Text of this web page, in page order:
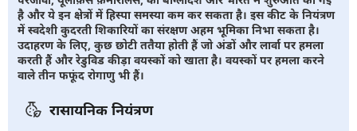
है और ये इन क्षेत्रों में हिस्पा समस्या कम कर सकता है। इस कीट के नियंत्रण
में स्वदेशी कुदरती शिकारियों का संरक्षण अहम भूमिका निभा सकता है।
उदाहरण के लिए, कुछ छोटी ततैया होती हैं जो अंडों और लार्वा पर हमला
करती हैं और रेडुविड कीड़ा वयस्कों को खाता है। वयस्कों पर हमला करने
वाले तीन फफूंद रोगाणु भी हैं।
रासायनिक नियंत्रण